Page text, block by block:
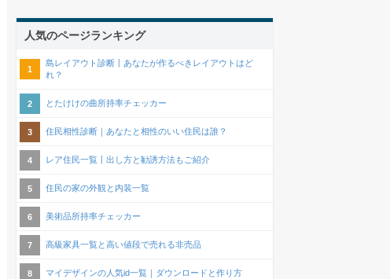
人気のページランキング
島レイアウト診断丨あなたが作るべきレイアウトはど
れ？
とたけけの曲所持率チェッカー
住民相性診断｜あなたと相性のいい住民は誰？
レア住民一覧丨出し方と勧誘方法もご紹介
住民の家の外観と内装一覧
美術品所持率チェッカー
高級家具一覧と高い値段で売れる非売品
マイデザインの人気id一覧｜ダウンロードと作り方